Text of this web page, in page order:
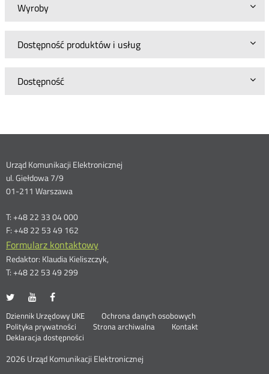
Wyroby
Dostępność produktów i usług
Dostępność
Dane
kontaktowe
Urząd Komunikacji Elektronicznej
ul. Giełdowa 7/9
01-211 Warszawa
T: +48 22 33 04 000
F: +48 22 53 49 162
Formularz kontaktowy
Redaktor: Klaudia Kieliszczyk,
T: +48 22 53 49 299
UKE
portalu
Twitter
Otwórz
nowym
oknie
UKE
portalu
Youtube
Otwórz
nowym
oknie
portalu
Facebook
nowym
oknie
Stopka
menu
Dziennik Urzędowy UKE Otwórz
Ochrona danych osobowych
Polityka prywatności
Otwórz
w
oknie
Strona archiwalna
Kontakt
Deklaracja dostępności
2026 Urząd Komunikacji Elektronicznej